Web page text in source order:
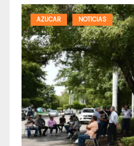
AZUCAR NOTICIAS